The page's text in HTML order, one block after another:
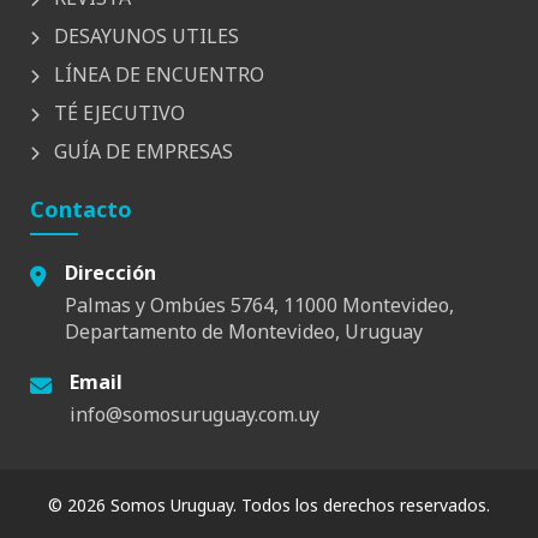
DESAYUNOS UTILES
LÍNEA DE ENCUENTRO
TÉ EJECUTIVO
GUÍA DE EMPRESAS
Contacto
Dirección
Palmas y Ombúes 5764, 11000 Montevideo,
Departamento de Montevideo, Uruguay
Email
info@somosuruguay.com.uy
© 2026 Somos Uruguay. Todos los derechos reservados.